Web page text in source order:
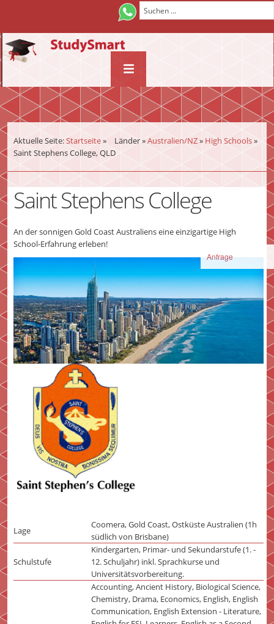
Anfrage
Aktuelle Seite:Startseite» Länder»Australien/NZ» High Schools»
Saint Stephens College, QLD
Saint Stephens College
An der sonnigen Gold Coast Australiens eine einzigartige High
School-Erfahrung erleben!
Lage
Coomera, Gold Coast, Ostküste Australien (1h
südlich von Brisbane)
Schulstufe
Kindergarten, Primar- und Sekundarstufe (1. -
12. Schuljahr) inkl. Sprachkurse und
Universitätsvorbereitung.
Accounting, Ancient History, Biological Science,
Chemistry, Drama, Economics, English, English
Communication, English Extension - Literature,